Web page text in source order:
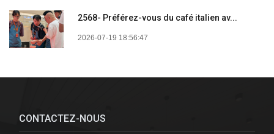
2568- Préférez-vous du café italien av...
2026-07-19 18:56:47
CONTACTEZ-NOUS